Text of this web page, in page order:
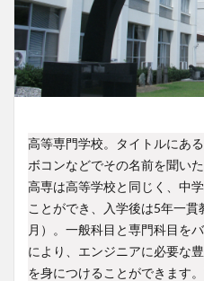
高等専門学校。タイトルにあ
ボコンなどでその名前を聞い
高専は高等学校と同じく、中
ことができ、入学後は5年一
月）。一般科目と専門科目を
により、エンジニアに必要な
を身につけることができます